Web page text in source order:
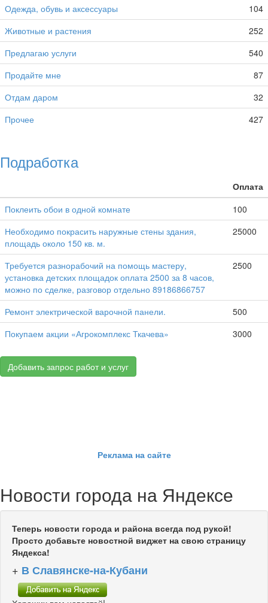
Одежда, обувь и аксессуары
104
Животные и растения
252
Предлагаю услуги
540
Продайте мне
87
Отдам даром
32
Прочее
427
Подработка
Оплата
Поклеить обои в одной комнате
100
Необходимо покрасить наружные стены здания,
площадь около 150 кв. м.
25000
Требуется разнорабочий на помощь мастеру,
установка детских площадок оплата 2500 за 8 часов,
можно по сделке, разговор отдельно 89186866757
2500
Ремонт электрической варочной панели.
500
Покупаем акции «Агрокомплекс Ткачева»
3000
Добавить запрос работ и услуг
Реклама на сайте
Новости города на Яндексе
Теперь новости города и района всегда под рукой!
Просто добавьте новостной виджет на свою страницу
Яндекса!
+ В Славянске-на-Кубани